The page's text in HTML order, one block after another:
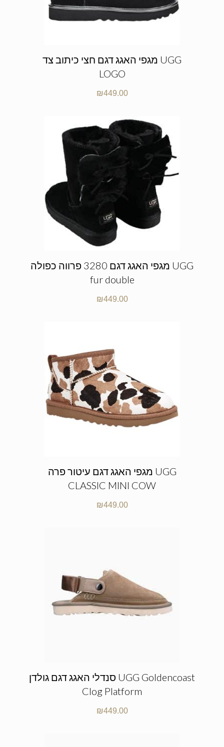
מגפי האגג דגם חצי כיתוב צד UGG
LOGO
₪449.00
מגפי האגג דגם 3280 פרווה כפולה UGG
fur double
₪449.00
מגפי האגג דגם עיטור פרה UGG
CLASSIC MINI COW
₪449.00
סנדלי האגג דגם גולדן UGG Goldencoast
Clog Platform
₪449.00